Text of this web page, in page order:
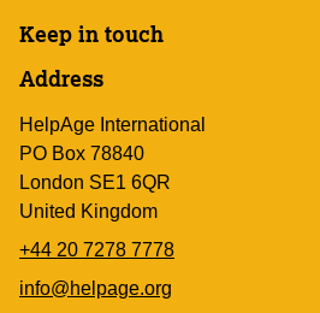
Keep in touch
Address
HelpAge International
PO Box 78840
London SE1 6QR
United Kingdom
+44 20 7278 7778
info@helpage.org